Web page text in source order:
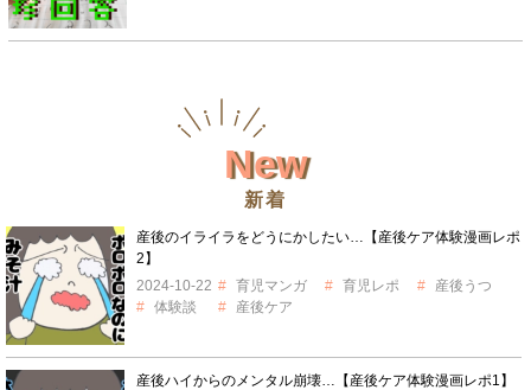
New
新着
産後のイライラをどうにかしたい…【産後ケア体験漫画レポ
2】
2024-10-22
育児マンガ 育児レポ
産後うつ
体験談
産後ケア
産後ハイからのメンタル崩壊…【産後ケア体験漫画レポ1】